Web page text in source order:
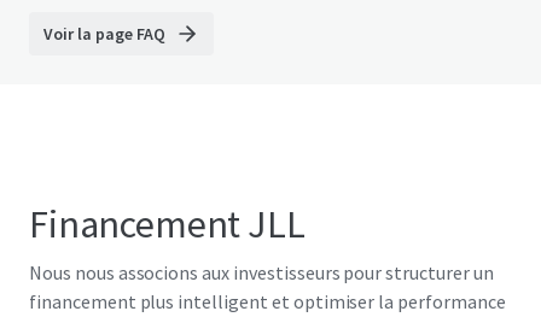
Voir la page FAQ
Financement JLL
Nous nous associons aux investisseurs pour structurer un
financement plus intelligent et optimiser la performance